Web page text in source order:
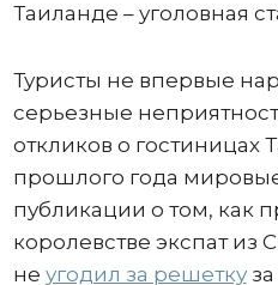
Таиланде – уголовная
Туристы не впервые
серьезные
откликов о гостиницах
прошлого года
публикации о том, как
королевстве экспат из
не угодил за решеткуза